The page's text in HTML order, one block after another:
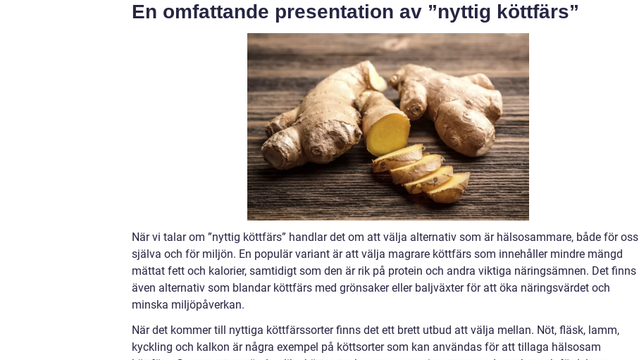
En omfattande presentation av ”nyttig köttfärs”
När vi talar om ”nyttig köttfärs” handlar det om att välja alternativ som är hälsosammare, både för oss
själva och för miljön. En populär variant är att välja magrare köttfärs som innehåller mindre mängd
mättat fett och kalorier, samtidigt som den är rik på protein och andra viktiga näringsämnen. Det finns
även alternativ som blandar köttfärs med grönsaker eller baljväxter för att öka näringsvärdet och
minska miljöpåverkan.
När det kommer till nyttiga köttfärssorter finns det ett brett utbud att välja mellan. Nöt, fläsk, lamm,
kyckling och kalkon är några exempel på köttsorter som kan användas för att tillaga hälsosam